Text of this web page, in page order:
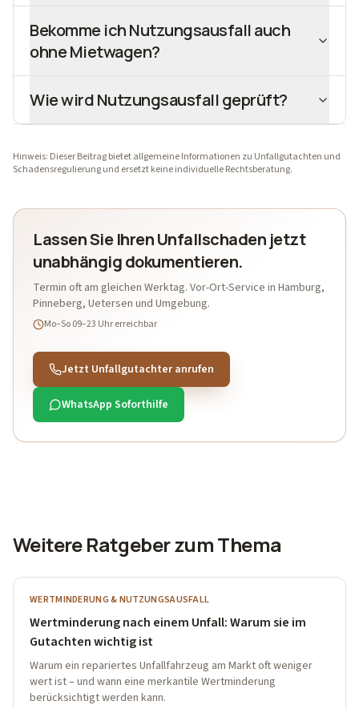
Bekomme ich Nutzungsausfall auch
ohne Mietwagen?
Wie wird Nutzungsausfall geprüft?
Hinweis: Dieser Beitrag bietet allgemeine Informationen zu Unfallgutachten und
Schadensregulierung und ersetzt keine individuelle Rechtsberatung.
Lassen Sie Ihren Unfallschaden jetzt
unabhängig dokumentieren.
Termin oft am gleichen Werktag. Vor-Ort-Service in Hamburg,
Pinneberg, Uetersen und Umgebung.
Mo–So 09–23 Uhrerreichbar
Jetzt Unfallgutachter anrufen
WhatsApp Soforthilfe
Weitere Ratgeber zum Thema
WERTMINDERUNG & NUTZUNGSAUSFALL
Wertminderung nach einem Unfall: Warum sie im
Gutachten wichtig ist
Warum ein repariertes Unfallfahrzeug am Markt oft weniger
wert ist – und wann eine merkantile Wertminderung
berücksichtigt werden kann.